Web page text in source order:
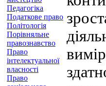
Педагогіка
Податкове право
Політологія
Порівняльне
правознавство
Право
інтелектуальної
власності
Право